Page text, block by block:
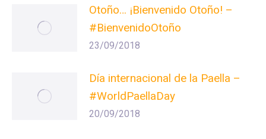
Otoño… ¡Bienvenido Otoño! –
#BienvenidoOtoño
23/09/2018
Día internacional de la Paella –
#WorldPaellaDay
20/09/2018